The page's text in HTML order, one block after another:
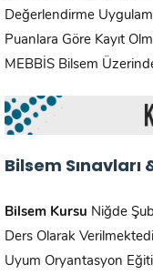
Değerlendirme
Puanlara Göre Kayıt
MEBBİS Bilsem
Bilsem Sınavları
Bilsem Kursu Niğde
Ders Olarak
Uyum Oryantasyon